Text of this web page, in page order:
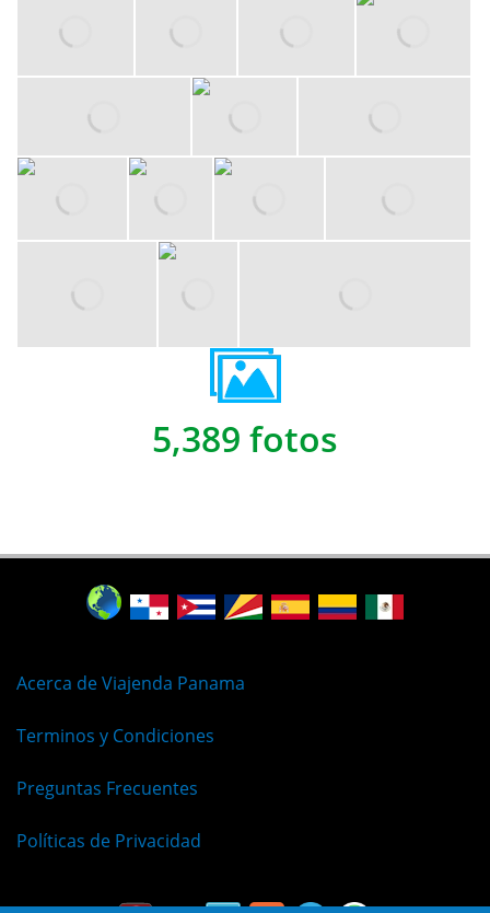
5,389 fotos
Acerca de Viajenda Panama
Terminos y Condiciones
Preguntas Frecuentes
Políticas de Privacidad